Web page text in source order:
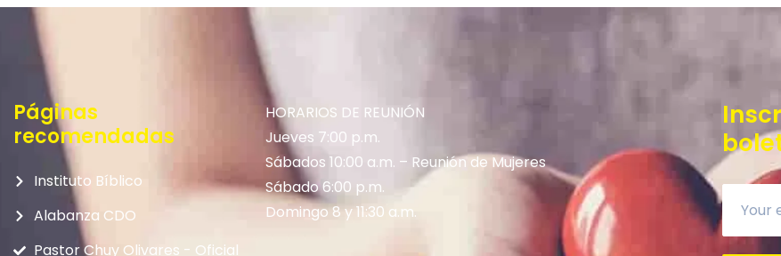
Páginas
recomendadas
Instituto Bíblico
Alabanza CDO
Pastor Chuy Olivares - Oficial
HORARIOS DE REUNIÓN
Jueves 7:00 p.m.
Sábados 10:00 a.m. – Reunión de Mujeres
Sábado 6:00 p.m.
Domingo 8 y 11:30 a.m.